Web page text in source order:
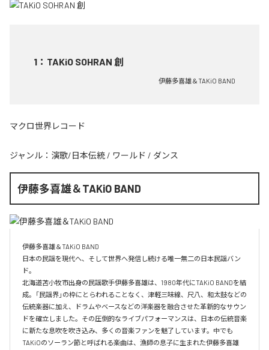
1 ： TAKiO SOHRAN 創
伊藤多喜雄＆TAKiO BAND
マクロ世界レコード
ジャンル： 演歌/日本伝統 / ワールド / ダンス
伊藤多喜雄＆TAKiO BAND
伊藤多喜雄＆TAKiO BAND
日本の民謡を現代へ、そして世界へ発信し続ける唯一無二の日本民謡バン
ド。
北海道苫小牧市出身の民謡歌手伊藤多喜雄は、1980年代にTAKiO BANDを結
成。「民謡界」の枠にとらわれることなく、津軽三味線、尺八、和太鼓などの
伝統楽器に加え、ドラムやベースなどの洋楽器を融合させた革新的なサウン
ドを確立しました。その圧倒的なライブパフォーマンスは、日本の伝統音楽
に新たな息吹を吹き込み、多くの音楽ファンを魅了しています。中でも
TAKiOのソーラン節と呼ばれる楽曲は、漁師の息子に生まれた伊藤多喜雄